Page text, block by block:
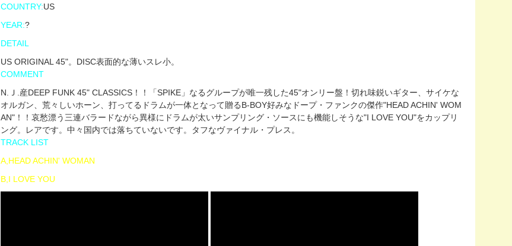
COUNTRY:US
YEAR:?
DETAIL
US ORIGINAL 45"。DISC表面的な薄いスレ小。
COMMENT
N.Ｊ.産DEEP FUNK 45" CLASSICS！！「SPIKE」なるグループが唯一残した45"オンリー盤！切れ味鋭いギター、サイケな
オルガン、荒々しいホーン、打ってるドラムが一体となって贈るB-BOY好みなドープ・ファンクの傑作"HEAD ACHIN' WOM
AN"！！哀愁漂う三連バラードながら異様にドラムが太いサンプリング・ソースにも機能しそうな"I LOVE YOU"をカップリ
ング。レアです。中々国内では落ちていないです。タフなヴァイナル・プレス。
TRACK LIST
A,HEAD ACHIN' WOMAN
B,I LOVE YOU